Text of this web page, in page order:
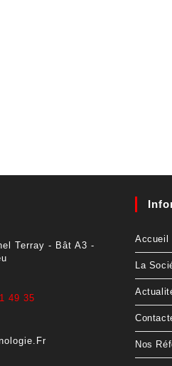
Terray - Bât A3 -
49 35
Accueil
La
Nos